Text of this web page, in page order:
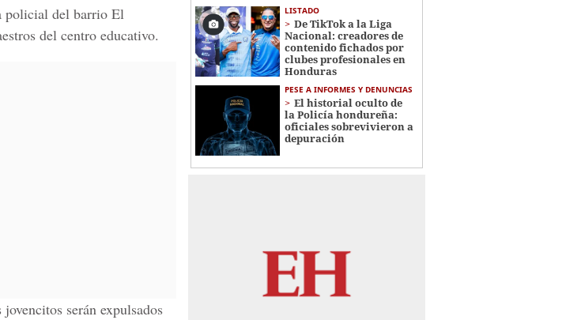
policial del barrio El
del centro educativo.
serán expulsados
LISTADO
De TikTok a la Liga
Nacional: creadores de
contenido fichados por
clubes profesionales en
Honduras
PESE A INFORMES Y DENUNCIAS
El historial oculto de
la Policía hondureña:
oficiales sobrevivieron a
depuración